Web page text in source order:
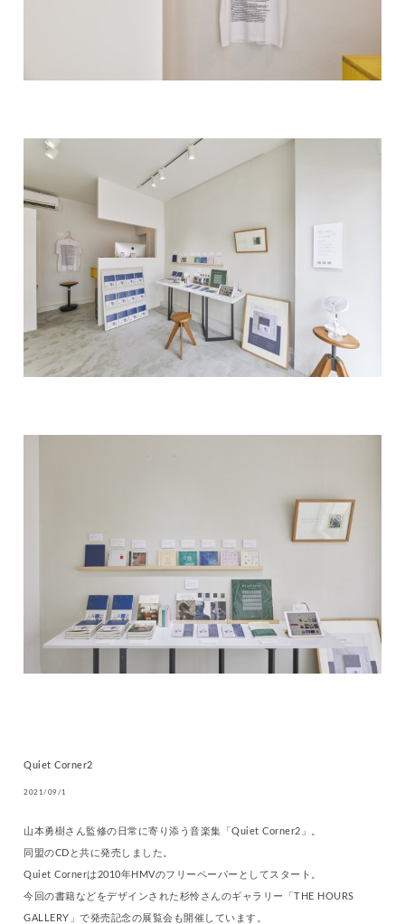
Quiet Corner2
2021/09/1
山本勇樹さん監修の日常に寄り添う音楽集「Quiet Corner2」。
同盟のCDと共に発売しました。
Quiet Cornerは2010年HMVのフリーペーパーとしてスタート。
今回の書籍などをデザインされた杉怜さんのギャラリー「THE HOURS
GALLERY」で発売記念の展覧会も開催しています。